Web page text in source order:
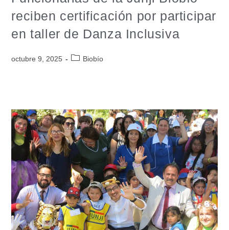
reciben certificación por participar
en taller de Danza Inclusiva
octubre 9, 2025 Biobío